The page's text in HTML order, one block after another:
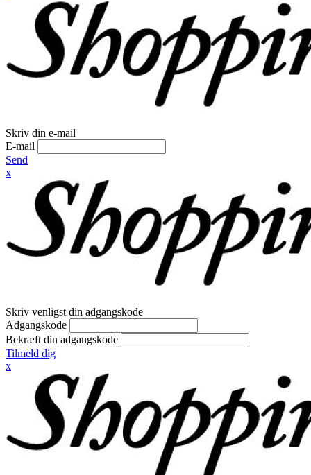
Skriv din e-mail
E-mail
Send
x
Skriv venligst din adgangskode
Adgangskode
Bekræft din adgangskode
Tilmeld dig
x